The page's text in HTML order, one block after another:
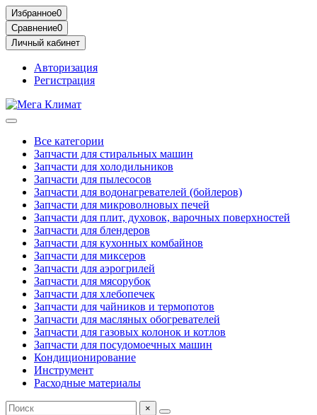
Избранное0
Сравнение0
Личный кабинет
Авторизация
Регистрация
Все категории
Запчасти для стиральных машин
Запчасти для холодильников
Запчасти для пылесосов
Запчасти для водонагревателей (бойлеров)
Запчасти для микроволновых печей
Запчасти для плит, духовок, варочных поверхностей
Запчасти для блендеров
Запчасти для кухонных комбайнов
Запчасти для миксеров
Запчасти для аэрогрилей
Запчасти для мясорубок
Запчасти для хлебопечек
Запчасти для чайников и термопотов
Запчасти для масляных обогревателей
Запчасти для газовых колонок и котлов
Запчасти для посудомоечных машин
Кондиционирование
Инструмент
Расходные материалы
×